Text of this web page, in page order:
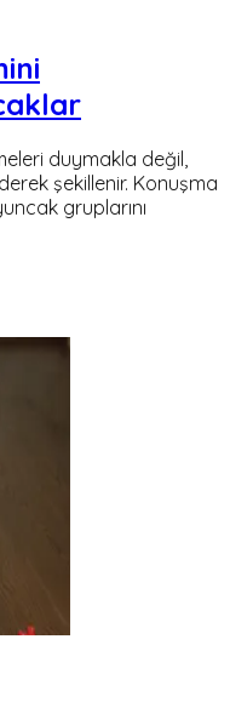
duymakla değil,
şekillenir. Konuşma
gruplarını